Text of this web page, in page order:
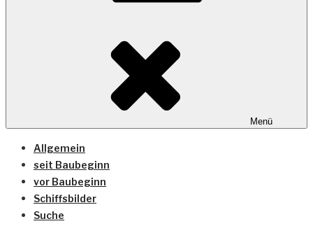
Menü
Allgemein
seit Baubeginn
vor Baubeginn
Schiffsbilder
Suche